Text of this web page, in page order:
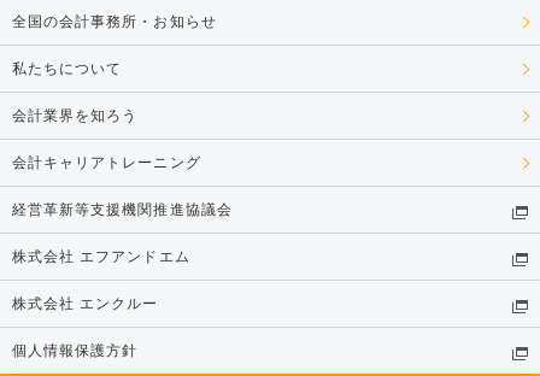
全国の会計事務所・お知らせ
私たちについて
会計業界を知ろう
会計キャリアトレーニング
経営革新等支援機関推進協議会
株式会社 エフアンドエム
株式会社 エンクルー
個人情報保護方針